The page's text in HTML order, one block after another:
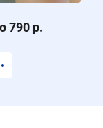
790 р.